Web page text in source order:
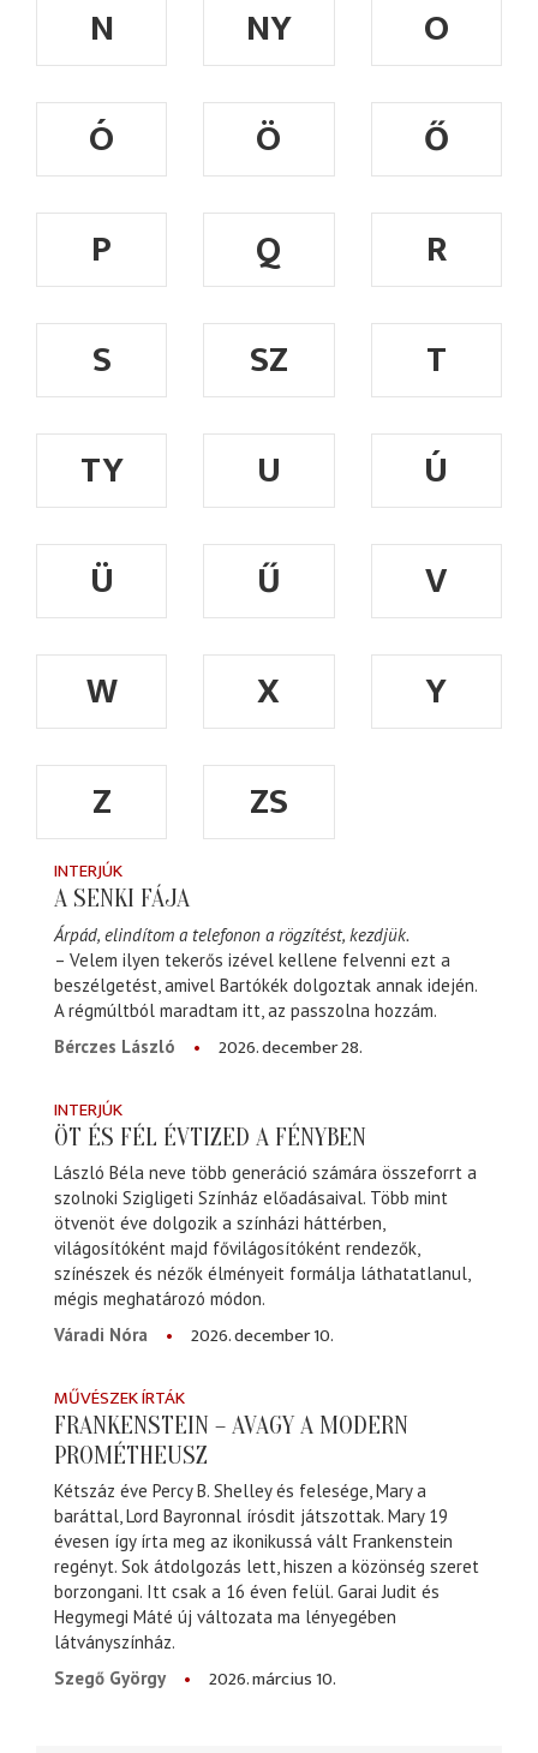
N NY
O
Ó
Ö
Ő
P
Q
R
S
SZ
T
TY
U
Ú
Ü
Ű
V
W
X
Y
Z
ZS
INTERJÚK
A SENKI FÁJA
Árpád, elindítom a telefonon a rögzítést, kezdjük.
– Velem ilyen tekerős izével kellene felvenni ezt a
beszélgetést, amivel Bartókék dolgoztak annak idején.
A régmúltból maradtam itt, az passzolna hozzám.
Bérczes László
2026. december 28.
INTERJÚK
ÖT ÉS FÉL ÉVTIZED A FÉNYBEN
László Béla neve több generáció számára összeforrt a
szolnoki Szigligeti Színház előadásaival. Több mint
ötvenöt éve dolgozik a színházi háttérben,
világosítóként majd fővilágosítóként rendezők,
színészek és nézők élményeit formálja láthatatlanul,
mégis meghatározó módon.
Váradi Nóra
2026. december 10.
MŰVÉSZEK ÍRTÁK
FRANKENSTEIN – AVAGY A MODERN
PROMÉTHEUSZ
Kétszáz éve Percy B. Shelley és felesége, Mary a
baráttal, Lord Bayronnal írósdit játszottak. Mary 19
évesen így írta meg az ikonikussá vált Frankenstein
regényt. Sok átdolgozás lett, hiszen a közönség szeret
borzongani. Itt csak a 16 éven felül. Garai Judit és
Hegymegi Máté új változata ma lényegében
látványszínház.
Szegő György
2026. március 10.